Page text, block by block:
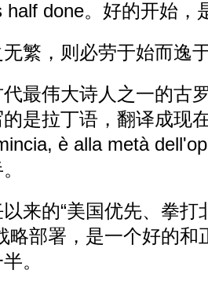
half done。好的开始，
繁，则必劳于始而逸
代最伟大诗人之一的
是拉丁语，翻译成现
è alla metà
来的“美国优先、拳打
略部署，是一个好的和
。